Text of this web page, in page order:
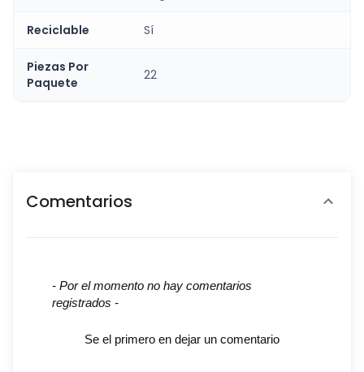
Reciclable Sí
Piezas Por
Paquete
22
Comentarios
- Por el momento no hay comentarios
registrados -
Se el primero en dejar un comentario
New content loaded